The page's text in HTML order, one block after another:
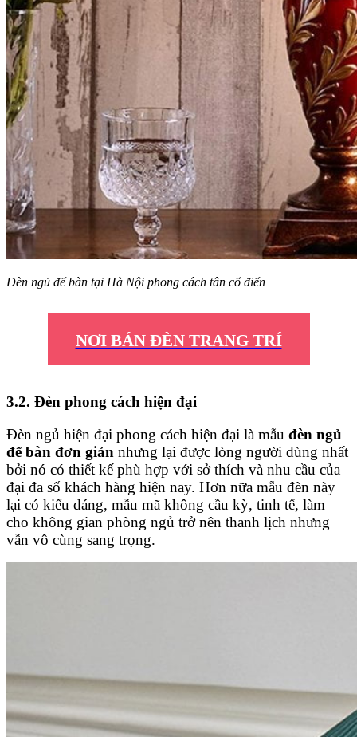
Đèn ngủ để bàn tại Hà Nội phong cách tân cổ điển
NƠI BÁN ĐÈN TRANG TRÍ
3.2. Đèn phong cách hiện đại
Đèn ngủ hiện đại phong cách hiện đại là mẫu đèn ngủ
để bàn đơn giản nhưng lại được lòng người dùng nhất
bởi nó có thiết kế phù hợp với sở thích và nhu cầu của
đại đa số khách hàng hiện nay. Hơn nữa mẫu đèn này
lại có kiểu dáng, mẫu mã không cầu kỳ, tinh tế, làm
cho không gian phòng ngủ trở nên thanh lịch nhưng
vẫn vô cùng sang trọng.